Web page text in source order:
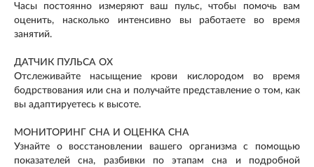
Часы постоянно измеряют ваш пульс, чтобы помочь вам
оценить, насколько интенсивно вы работаете во время
занятий.
ДАТЧИК ПУЛЬСА OX
Отслеживайте насыщение крови кислородом во время
бодрствования или сна и получайте представление о том, как
вы адаптируетесь к высоте.
МОНИТОРИНГ СНА И ОЦЕНКА СНА
Узнайте о восстановлении вашего организма с помощью
показателей сна, разбивки по этапам сна и подробной